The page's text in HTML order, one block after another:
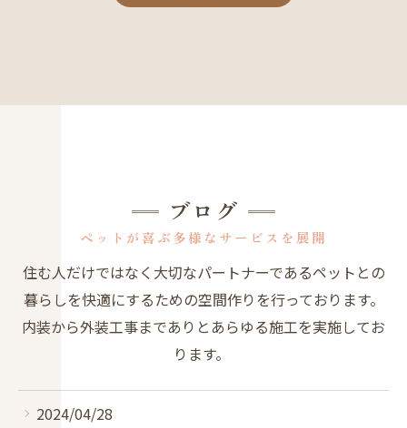
ペットが喜ぶ多様なサービスを展開
ブログ
住む人だけではなく大切なパートナーであるペットとの
暮らしを快適にするための空間作りを行っております。
内装から外装工事までありとあらゆる施工を実施してお
ります。
2024/04/28